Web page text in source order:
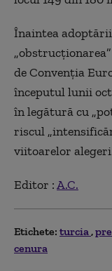
Înaintea
de Convenţia
începutul lunii
în legătură cu
riscul
viitoarelor
Editor :A.C.
Etichete: turcia
cenura